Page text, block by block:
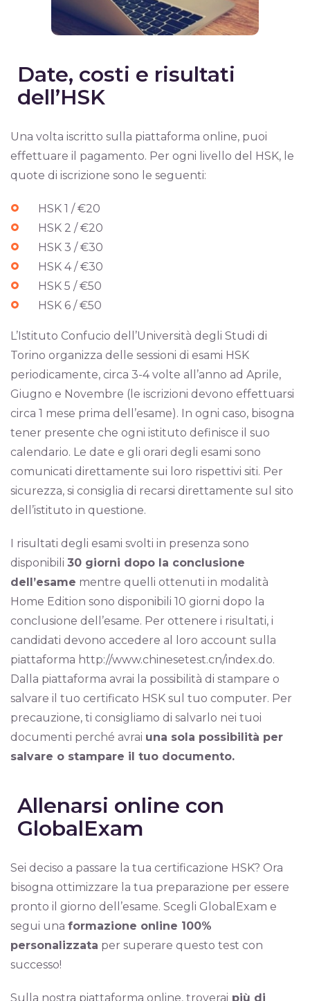
Date, costi e risultati
dell’HSK
Una volta iscritto sulla piattaforma online, puoi
effettuare il pagamento. Per ogni livello del HSK, le
quote di iscrizione sono le seguenti:
HSK 1 / €20
HSK 2 / €20
HSK 3 / €30
HSK 4 / €30
HSK 5 / €50
HSK 6 / €50
L’Istituto Confucio dell’Università degli Studi di
Torino organizza delle sessioni di esami HSK
periodicamente, circa 3-4 volte all’anno ad Aprile,
Giugno e Novembre (le iscrizioni devono effettuarsi
circa 1 mese prima dell’esame). In ogni caso, bisogna
tener presente che ogni istituto definisce il suo
calendario. Le date e gli orari degli esami sono
comunicati direttamente sui loro rispettivi siti. Per
sicurezza, si consiglia di recarsi direttamente sul sito
dell’istituto in questione.
I risultati degli esami svolti in presenza sono
disponibili 30 giorni dopo la conclusione
dell’esame mentre quelli ottenuti in modalità
Home Edition sono disponibili 10 giorni dopo la
conclusione dell’esame. Per ottenere i risultati, i
candidati devono accedere al loro account sulla
piattaforma http://www.chinesetest.cn/index.do.
Dalla piattaforma avrai la possibilità di stampare o
salvare il tuo certificato HSK sul tuo computer. Per
precauzione, ti consigliamo di salvarlo nei tuoi
documenti perché avrai una sola possibilità per
salvare o stampare il tuo documento.
Allenarsi online con
GlobalExam
Sei deciso a passare la tua certificazione HSK? Ora
bisogna ottimizzare la tua preparazione per essere
pronto il giorno dell’esame. Scegli GlobalExam e
segui una formazione online 100%
personalizzata per superare questo test con
successo!
Sulla nostra piattaforma online, troverai più di